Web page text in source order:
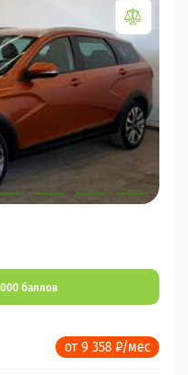
баллов
от 9 358 ₽/мес